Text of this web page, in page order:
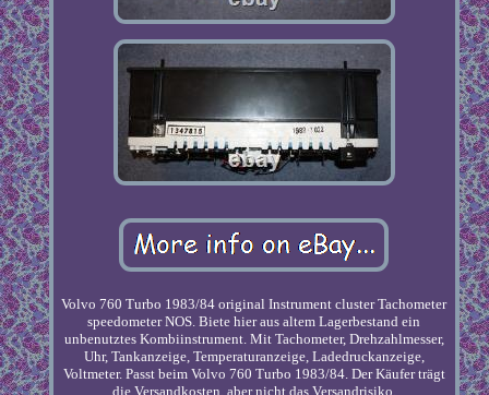
Volvo 760 Turbo 1983/84 original Instrument cluster Tachometer
speedometer NOS. Biete hier aus altem Lagerbestand ein
unbenutztes Kombiinstrument. Mit Tachometer, Drehzahlmesser,
Uhr, Tankanzeige, Temperaturanzeige, Ladedruckanzeige,
Voltmeter. Passt beim Volvo 760 Turbo 1983/84. Der Käufer trägt
die Versandkosten, aber nicht das Versandrisiko.